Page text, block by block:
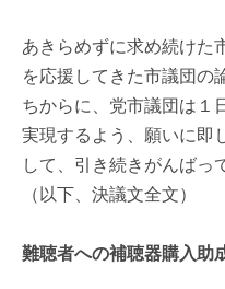
あきらめずに求め続けた
を応援してきた市議団の
ちからに、党市議団は１
実現するよう、願いに即
して、引き続きがんばっ
（以下、決議文全文）
難聴者への補聴器購入助